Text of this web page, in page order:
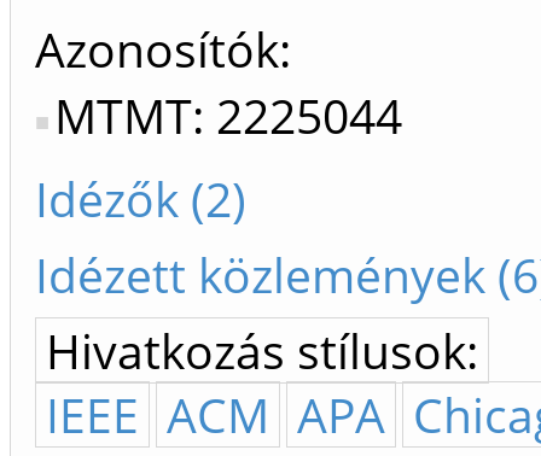
Azonosítók
MTMT: 2225044
Idézők (2)
Idézett közlemények
Hivatkozás stílusok:
IEEE ACM APA